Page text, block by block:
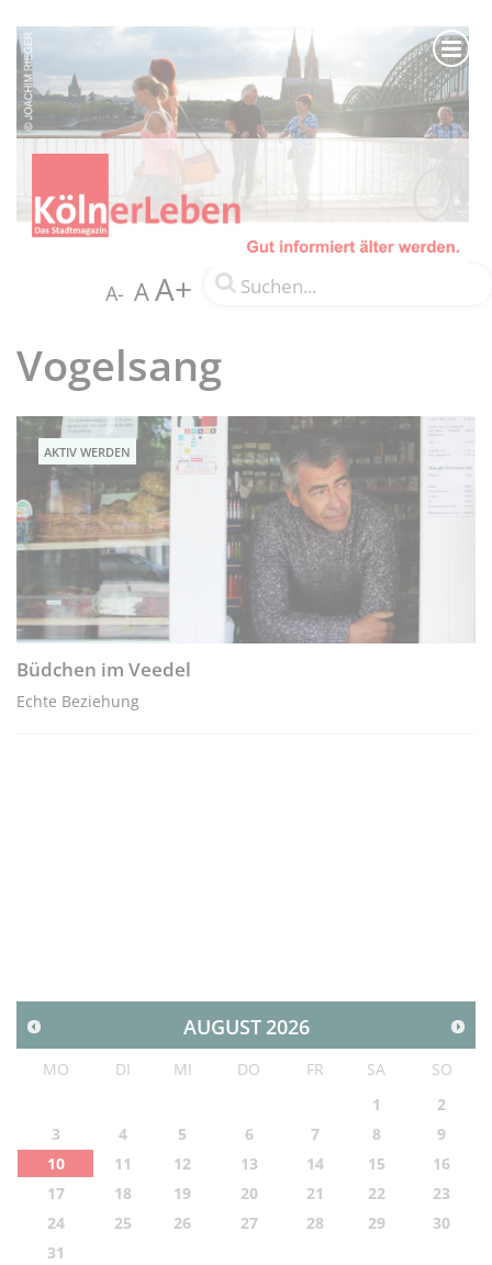
A- AA+
Vogelsang
AKTIV WERDEN
Büdchen im Veedel
Echte Beziehung
AUGUST2026
MO DI MI DO FR SA
SO
1
2
3
4 5 6 7 8
9
10
11 12 13 14 15
16
17
18 19 20 21 22
23
24
25 26 27 28 29
30
31